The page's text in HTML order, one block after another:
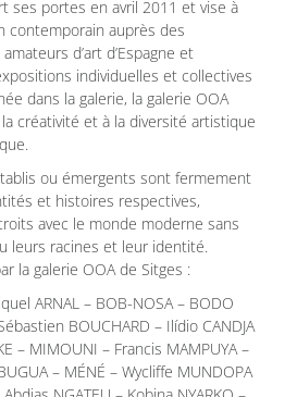
ses portes en avril 2011 et vise à
contemporain auprès des
d’art d’Espagne et
individuelles et collectives
dans la galerie, la galerie OOA
créativité et à la diversité artistique
ou émergents sont fermement
et histoires respectives,
avec le monde moderne sans
leurs racines et leur identité.
la galerie OOA de Sitges :
ARNAL – BOB-NOSA – BODO
BOUCHARD – Ilídio CANDJA
– MIMOUNI – Francis MAMPUYA –
– MÉNÉ – Wycliffe MUNDOPA